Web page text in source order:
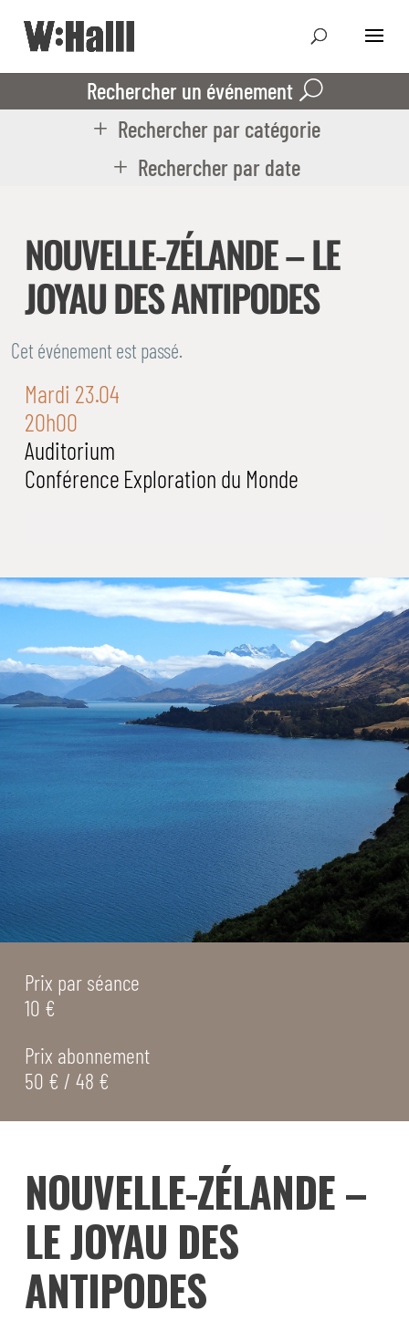
Rechercher un événement
Rechercher par catégorie
Rechercher par date
NOUVELLE-ZÉLANDE – LE
JOYAU DES ANTIPODES
Cet événement est passé.
Mardi 23.04
20h00
Auditorium
Conférence Exploration du Monde
Prix par séance
10 €
Prix abonnement
50 € / 48 €
NOUVELLE-ZÉLANDE –
LE JOYAU DES
ANTIPODES